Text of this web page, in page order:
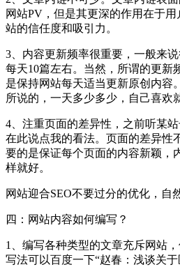
网站PV，但是其更深的作用在于
站的信任度和吸引力。
3、内容更新频率很重要，一般来
每天10篇左右。当然，所谓的更新
是保持网站每天适当更新原创内容
所说的，一天多少多少，自己喜欢
4、注重页面的差异性，之前听某
在此说点我的看法。页面的差异性
要的是保证每个页面的内容新颖，
样就好。
网站迎合SEO不要过分的优化，自
四：网站内容如何编写？
1、编写各种类型的文章充斥网站
写法可以百度一下“赵春：浅谈关于